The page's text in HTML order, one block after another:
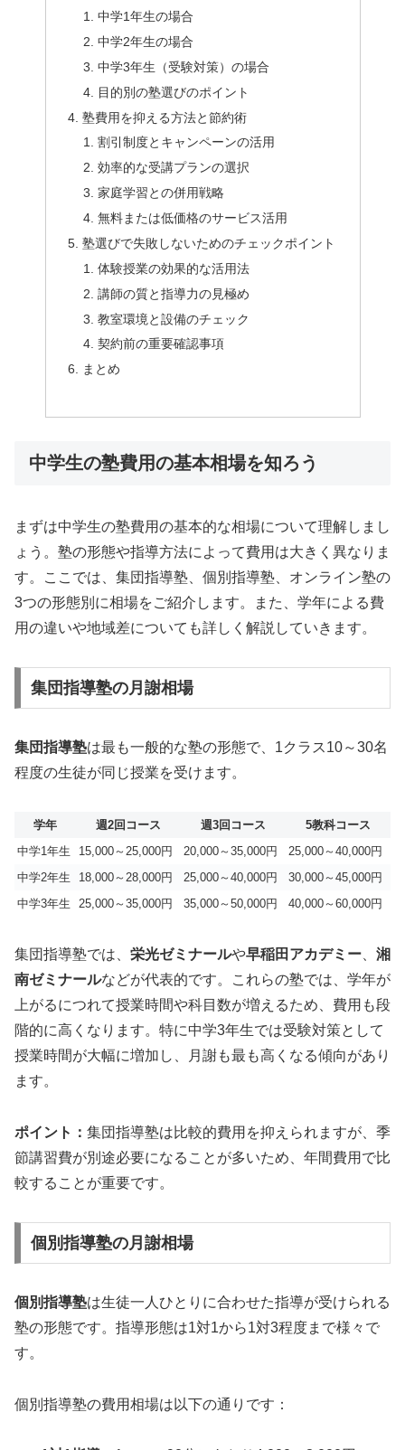
中学1年生の場合
中学2年生の場合
中学3年生（受験対策）の場合
目的別の塾選びのポイント
塾費用を抑える方法と節約術
割引制度とキャンペーンの活用
効率的な受講プランの選択
家庭学習との併用戦略
無料または低価格のサービス活用
塾選びで失敗しないためのチェックポイント
体験授業の効果的な活用法
講師の質と指導力の見極め
教室環境と設備のチェック
契約前の重要確認事項
まとめ
中学生の塾費用の基本相場を知ろう
まずは中学生の塾費用の基本的な相場について理解しまし
ょう。塾の形態や指導方法によって費用は大きく異なりま
す。ここでは、集団指導塾、個別指導塾、オンライン塾の
3つの形態別に相場をご紹介します。また、学年による費
用の違いや地域差についても詳しく解説していきます。
集団指導塾の月謝相場
集団指導塾は最も一般的な塾の形態で、1クラス10～30名
程度の生徒が同じ授業を受けます。
学年 週2回コース 週3回コース
5教科コース
中学1年生
15,000～25,000円 20,000～35,000円
25,000～40,000円
中学2年生
18,000～28,000円 25,000～40,000円
30,000～45,000円
中学3年生
25,000～35,000円 35,000～50,000円 40,000～60,000円
集団指導塾では、 栄光ゼミナールや早稲田アカデミー、 湘
南ゼミナールなどが代表的です。これらの塾では、学年が
上がるにつれて授業時間や科目数が増えるため、費用も段
階的に高くなります。特に中学3年生では受験対策として
授業時間が大幅に増加し、月謝も最も高くなる傾向があり
ます。
ポイント： 集団指導塾は比較的費用を抑えられますが、季
節講習費が別途必要になることが多いため、年間費用で比
較することが重要です。
個別指導塾の月謝相場
個別指導塾は生徒一人ひとりに合わせた指導が受けられる
塾の形態です。指導形態は1対1から1対3程度まで様々で
す。
個別指導塾の費用相場は以下の通りです：